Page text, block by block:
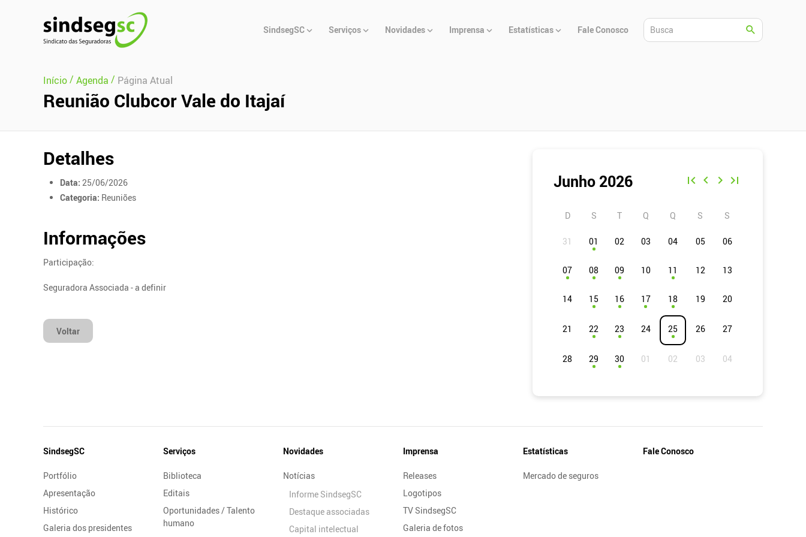
Principal
SindsegSC Serviços Novidades Imprensa Estatísticas Fale Conosco
Início/ Agenda / Página Atual
Reunião Clubcor Vale do Itajaí
Junho 2026
D S T Q Q S S
01 02 03 04 05 06
07 08 09 10 11 12 13
14 15 16 17 18 19 20
21 22 23 24 25 26 27
28 29 30
Detalhes
Data: 25/06/2026
Categoria: Reuniões
Informações
Participação:
Seguradora Associada - a definir
Voltar
Mapa
Site
SindsegSC
Portfólio
Apresentação
Histórico
Galeria dos presidentes
Serviços
Biblioteca
Editais
Oportunidades / Talento
humano
Novidades
Notícias
Informe SindsegSC
Destaque associadas
Capital intelectual
Imprensa
Releases
Logotipos
TV SindsegSC
Galeria de fotos
Estatísticas
Mercado de seguros
Fale Conosco